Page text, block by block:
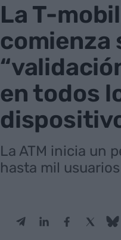
La T-
comienza
en todos
La ATM inicia un
hasta mil